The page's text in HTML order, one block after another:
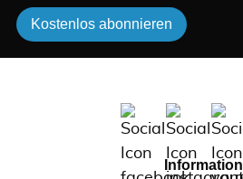
Kostenlos abonnieren
Information